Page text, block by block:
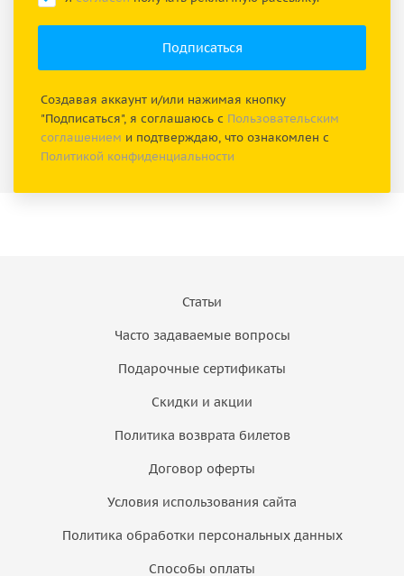
Создавая аккаунт и/или нажимая кнопку
"Подписаться", я соглашаюсь с Пользовательским
соглашением и подтверждаю, что ознакомлен с
Политикой конфиденциальности
Статьи
Часто задаваемые вопросы
Подарочные сертификаты
Скидки и акции
Политика возврата билетов
Договор оферты
Условия использования сайта
Политика обработки персональных данных
Способы оплаты